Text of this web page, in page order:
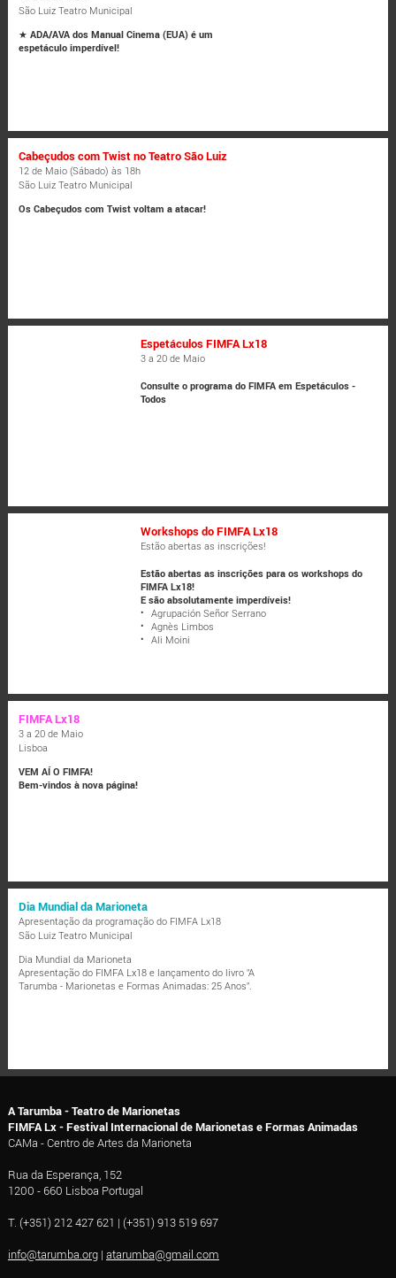
São Luiz Teatro Municipal
★ADA/AVA dos Manual Cinema (EUA) é um
espetáculo imperdível!
Cabeçudos com Twist no Teatro São Luiz
12 de Maio (Sábado) às 18h
São Luiz Teatro Municipal
Os Cabeçudos com Twist voltam a atacar!
Espetáculos FIMFA Lx18
3 a 20 de Maio
Consulte o programa do FIMFA em Espetáculos -
Todos
Workshops do FIMFA Lx18
Estão abertas as inscrições!
Estão abertas as inscrições para os workshops do
FIMFA Lx18!
E são absolutamente imperdíveis!
Agrupación Señor Serrano
Agnès Limbos
Ali Moini
FIMFA Lx18
3 a 20 de Maio
Lisboa
VEM AÍ O FIMFA!
Bem-vindos à nova página!
Dia Mundial da Marioneta
Apresentação da programação do FIMFA Lx18
São Luiz Teatro Municipal
Dia Mundial da Marioneta
Apresentação do FIMFA Lx18 e lançamento do livro "A
Tarumba - Marionetas e Formas Animadas: 25 Anos".
A Tarumba - Teatro de Marionetas
FIMFA Lx - Festival Internacional de Marionetas e Formas Animadas
CAMa - Centro de Artes da Marioneta
Rua da Esperança, 152
1200 - 660 Lisboa Portugal
T. (+351) 212 427 621 | (+351) 913 519 697
info@tarumba.org| atarumba@gmail.com